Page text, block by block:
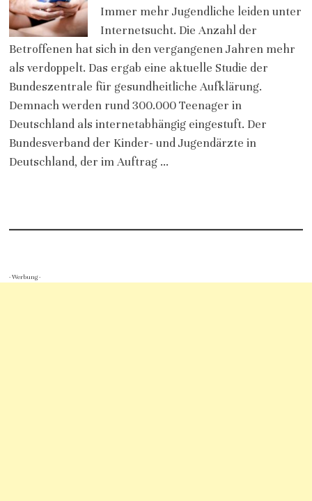
Immer mehr Jugendliche leiden unter
Internetsucht. Die Anzahl der
Betroffenen hat sich in den vergangenen Jahren mehr
als verdoppelt. Das ergab eine aktuelle Studie der
Bundeszentrale für gesundheitliche Aufklärung.
Demnach werden rund 300.000 Teenager in
Deutschland als internetabhängig eingestuft. Der
Bundesverband der Kinder- und Jugendärzte in
Deutschland, der im Auftrag …
- Werbung -